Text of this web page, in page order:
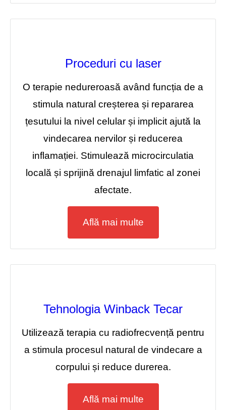
Proceduri cu laser
O terapie nedureroasă având funcția de a
stimula natural creșterea și repararea
țesutului la nivel celular și implicit ajută la
vindecarea nervilor și reducerea
inflamației. Stimulează microcirculatia
locală și sprijină drenajul limfatic al zonei
afectate.
Află mai multe
Tehnologia Winback Tecar
Utilizează terapia cu radiofrecvență pentru
a stimula procesul natural de vindecare a
corpului și reduce durerea.
Află mai multe